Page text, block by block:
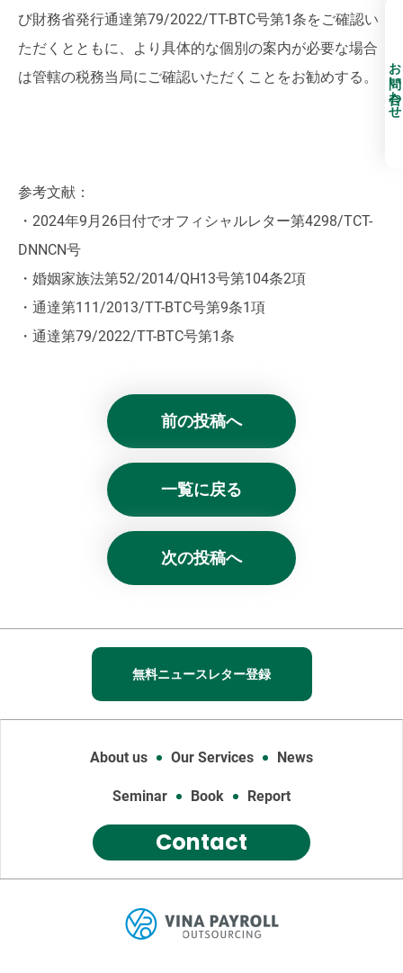
び財務省発行通達第79/2022/TT-BTC号第1条をご確認い
ただくとともに、より具体的な個別の案内が必要な場合
は管轄の税務当局にご確認いただくことをお勧めする。
参考文献：
・2024年9月26日付でオフィシャルレター第4298/TCT-
DNNCN号
・婚姻家族法第52/2014/QH13号第104条2項
・通達第111/2013/TT-BTC号第9条1項
・通達第79/2022/TT-BTC号第1条
前の投稿へ
一覧に戻る
次の投稿へ
お問い合わせ
無料ニュースレター登録
About us Our Services News
Seminar Book Report
Contact